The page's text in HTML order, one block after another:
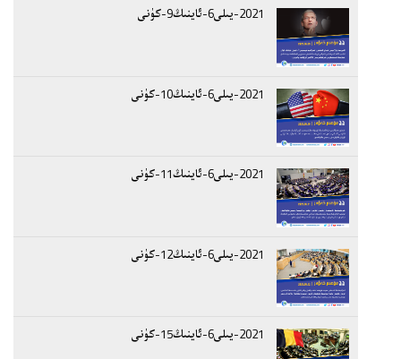
2021-يىلى6-ئاينىڭ9-كۈنى
2021-يىلى6-ئاينىڭ10-كۈنى
2021-يىلى6-ئاينىڭ11-كۈنى
2021-يىلى6-ئاينىڭ12-كۈنى
2021-يىلى6-ئاينىڭ15-كۈنى